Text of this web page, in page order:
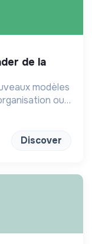
modèles
ou
Discover